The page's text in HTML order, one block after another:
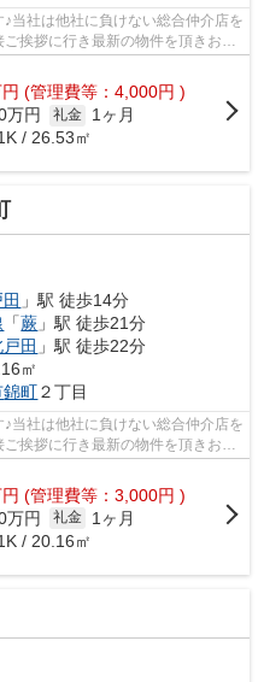
当社は他社に負けない総合仲介店を
挨拶に行き最新の物件を頂きお客
円 (管理費等：4,000円 )
万円 礼金
1ヶ月
/ 26.53㎡
田 」駅 徒歩14分
「蕨 」駅 徒歩21分
田 」駅 徒歩22分
㎡
錦町２丁目
当社は他社に負けない総合仲介店を
挨拶に行き最新の物件を頂きお客
円 (管理費等：3,000円 )
万円 礼金
1ヶ月
/ 20.16㎡